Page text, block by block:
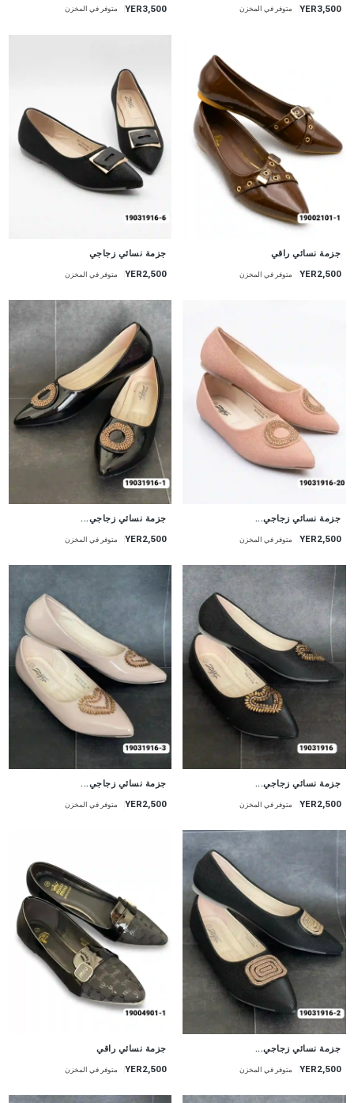
YER3,500 متوفر في المخزن YER3,500 متوفر في المخزن
جزمة نسائي راقي
YER2,500 متوفر في المخزن
جزمة نسائي زجاجي
YER2,500 متوفر في المخزن
جزمة نسائي زجاجي...
YER2,500 متوفر في المخزن
جزمة نسائي زجاجي...
YER2,500 متوفر في المخزن
جزمة نسائي زجاجي...
YER2,500 متوفر في المخزن
جزمة نسائي زجاجي...
YER2,500 متوفر في المخزن
جزمة نسائي زجاجي...
YER2,500 متوفر في المخزن
جزمة نسائي راقي
YER2,500 متوفر في المخزن